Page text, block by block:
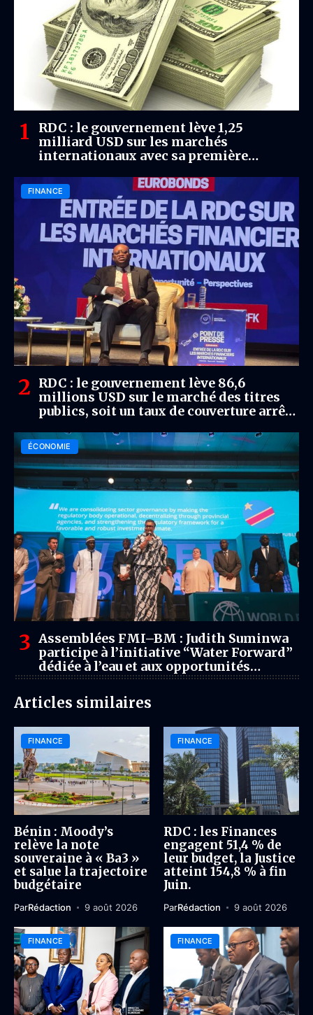
RDC : le gouvernement lève 1,25
milliard USD sur les marchés
internationaux avec sa première
FINANCE
RDC : le gouvernement lève 86,6
millions USD sur le marché des titres
publics, soit un taux de couverture arrêté
ÉCONOMIE
Assemblées FMI–BM : Judith Suminwa
participe à l’initiative “Water Forward”
dédiée à l’eau et aux opportunités
économiques
Articles similaires
FINANCE
Bénin : Moody’s
relève la note
souveraine à « Ba3 »
et salue la trajectoire
budgétaire
ParRédaction 9 août 2026
FINANCE
RDC : les Finances
engagent 51,4 % de
leur budget, la Justice
atteint 154,8 % à fin
Juin.
ParRédaction 9 août 2026
FINANCE FINANCE